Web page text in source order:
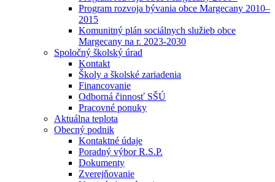
Program rozvoja bývania obce Margecany 2010–
2015
Komunitný plán sociálnych služieb obce
Margecany na r. 2023-2030
Spoločný školský úrad
Kontakt
Školy a školské zariadenia
Financovanie
Odborná činnosť SŠÚ
Pracovné ponuky
Aktuálna teplota
Obecný podnik
Kontaktné údaje
Poradný výbor R.S.P.
Dokumenty
Zverejňovanie